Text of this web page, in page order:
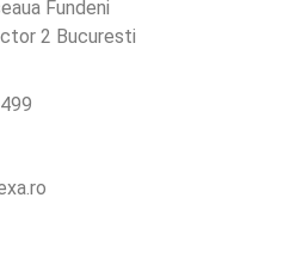
Fundeni
2 Bucuresti